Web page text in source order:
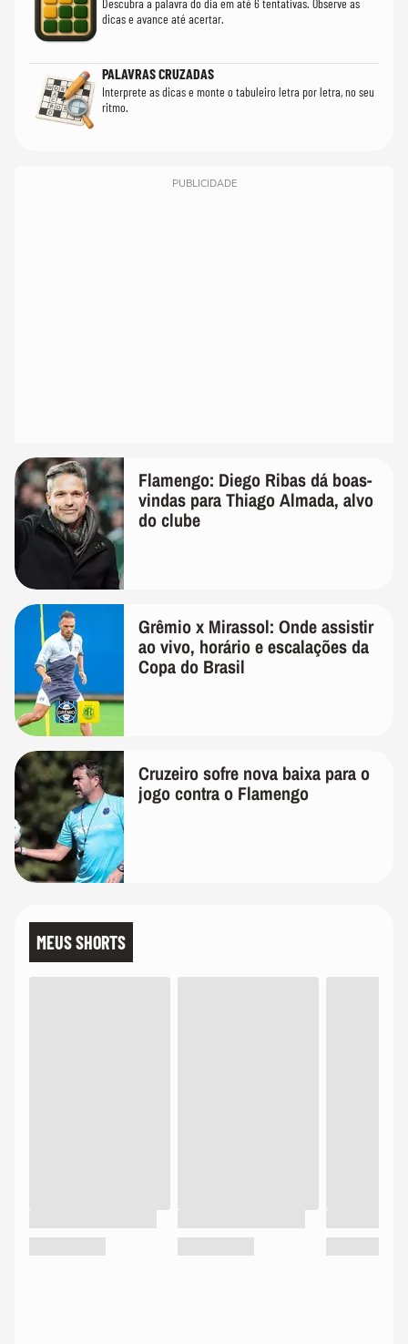
Descubra a palavra do dia em até 6 tentativas. Observe as
dicas e avance até acertar.
PALAVRAS CRUZADAS
Interprete as dicas e monte o tabuleiro letra por letra, no seu
ritmo.
PUBLICIDADE
Flamengo: Diego Ribas dá boas-
vindas para Thiago Almada, alvo
do clube
Grêmio x Mirassol: Onde assistir
ao vivo, horário e escalações da
Copa do Brasil
Cruzeiro sofre nova baixa para o
jogo contra o Flamengo
MEUS SHORTS